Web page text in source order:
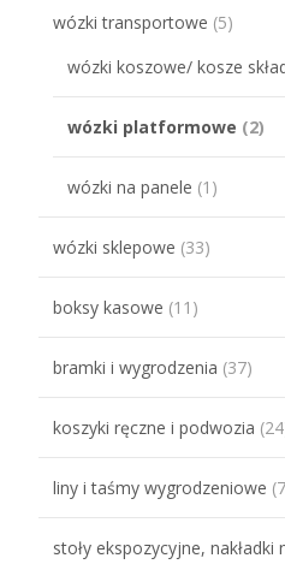
wózki transportowe (5)
wózki koszowe/ kosze
wózki platformowe (2)
wózki na panele (1)
wózki sklepowe (33)
boksy kasowe (11)
bramki i wygrodzenia (37)
koszyki ręczne i podwozia
liny i taśmy wygrodzeniowe
stoły ekspozycyjne, nakładki